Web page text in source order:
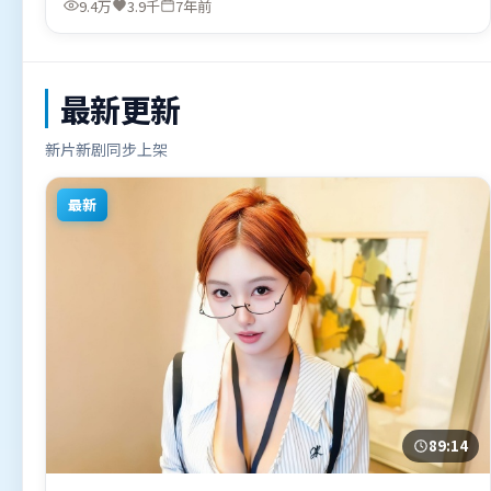
9.4万 3.9千 7年前
最新更新
新片新剧同步上架
最新
89:14